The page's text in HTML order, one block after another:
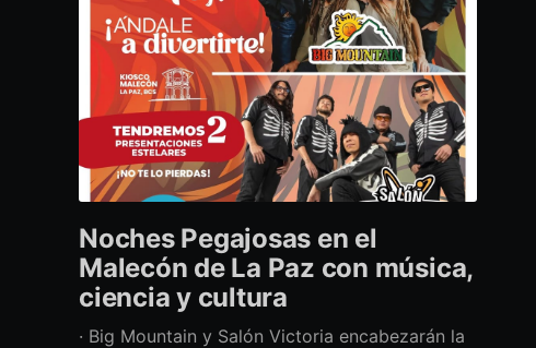
Noches Pegajosas en el
Malecón de La Paz con música,
ciencia y cultura
· Big Mountain y Salón Victoria encabezarán la